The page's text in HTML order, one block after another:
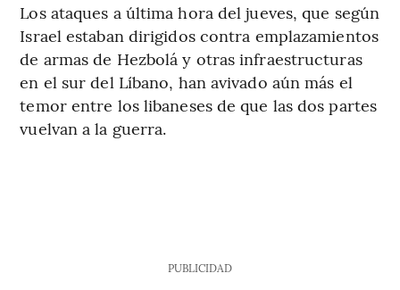
Los ataques a última hora del jueves, que según
Israel estaban dirigidos contra emplazamientos
de armas de Hezbolá y otras infraestructuras
en el sur del Líbano, han avivado aún más el
temor entre los libaneses de que las dos partes
vuelvan a la guerra.
PUBLICIDAD